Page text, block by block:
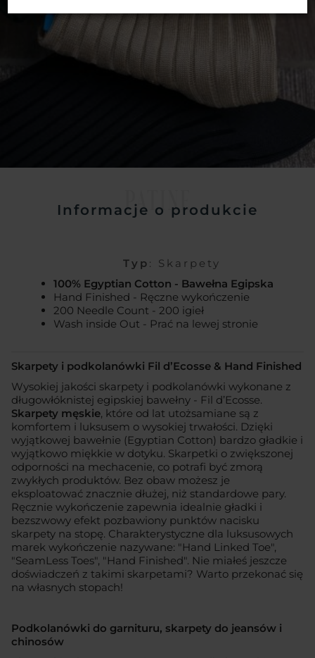
PATINE
Informacje o produkcie
Typ : Skarpety
100% Egyptian Cotton - Bawełna Egipska
Hand Finished - Ręczne wykończenie
200 Needle Count - 200 igieł
Wash inside Out - Prać na lewej stronie
Skarpety i podkolanówki Fil d’Ecosse & Hand Finished
Wysokiej jakości skarpety i podkolanówki wykonane z
długowłóknistej egipskiej bawełny - Fil d’Ecosse.
Skarpety męskie, które od lat utożsamiane są z
komfortem i luksusem o wysokiej trwałości. Dzięki
wyjątkowej bawełnie (Egyptian Cotton) bardzo gładkie i
wyjątkowo miękkie w dotyku. Skarpetki o zwiększonej
odporności na mechacenie, co potrafi być zmorą
zwykłych produktów. Bez obaw możesz je
eksploatować znacznie dłużej, niż standardowe pary.
Ręcznie wykończenie zapewnia idealnie gładki i
bezszwowy efekt pozbawiony punktów nacisku
skarpety na stopę. Charakterystyczne dla luksusowych
marek wykończenie nazywane: "Hand Linked Toe",
"SeamLess Toes", "Hand Finished". Nie miałeś jeszcze
doświadczeń z takimi skarpetami? Warto przekonać się
na własnych stopach!
Podkolanówki do garnituru, skarpety do jeansów i
chinosów